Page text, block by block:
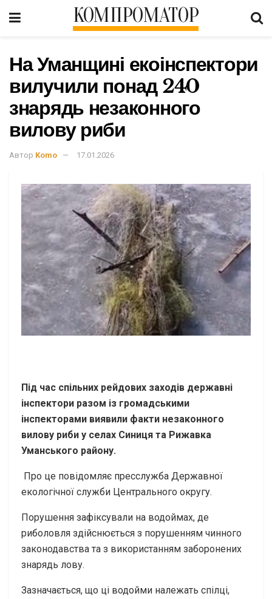
КОМПРОМАТОР
На Уманщині екоінспектори
вилучили понад 240
знарядь незаконного
вилову риби
Автор Komo 17.01.2026
Під час спільних рейдових заходів державні
інспектори разом із громадськими
інспекторами виявили факти незаконного
вилову риби у селах Синиця та Рижавка
Уманського району.
Про це повідомляє пресслужба Державної
екологічної служби Центрального округу.
Порушення зафіксували на водоймах, де
риболовля здійснюється з порушенням чинного
законодавства та з використанням заборонених
знарядь лову.
Зазначається, що ці водойми належать спілці,